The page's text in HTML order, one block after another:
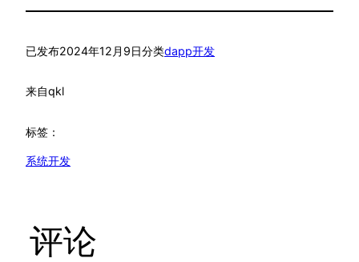
已发布2024年12月9日分类dapp开发
来自qkl
标签：
系统开发
评论